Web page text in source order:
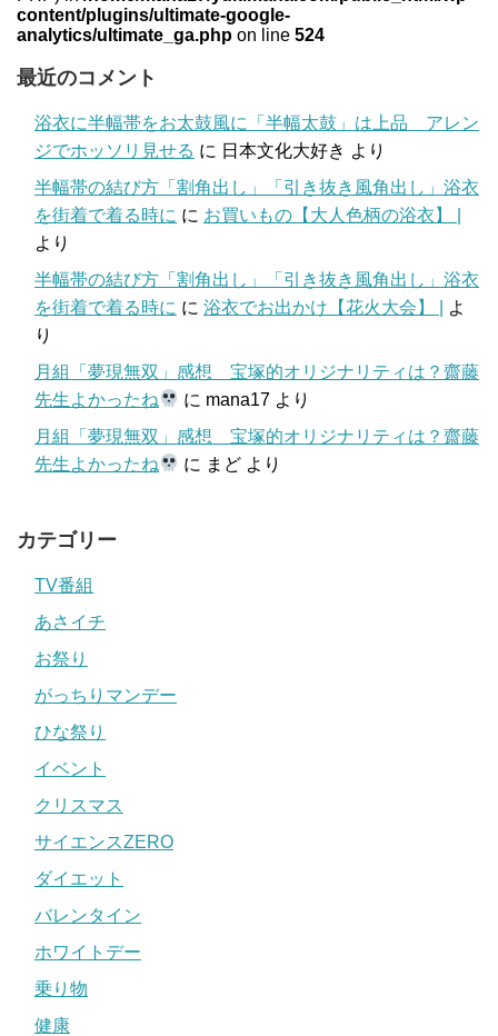
content/plugins/ultimate-google-
analytics/ultimate_ga.php on line 524
最近のコメント
浴衣に半幅帯をお太鼓風に「半幅太鼓」は上品 アレン
ジでホッソリ見せる に 日本文化大好き より
半幅帯の結び方「割角出し」「引き抜き風角出し」浴衣
を街着で着る時に に お買いもの【大人色柄の浴衣】 |
より
半幅帯の結び方「割角出し」「引き抜き風角出し」浴衣
を街着で着る時に に 浴衣でお出かけ【花火大会】 |
よ
り
月組「夢現無双」感想 宝塚的オリジナリティは？齋藤
先生よかったね
に mana17 より
月組「夢現無双」感想 宝塚的オリジナリティは？齋藤
先生よかったね
に まど より
カテゴリー
TV番組
あさイチ
お祭り
がっちりマンデー
ひな祭り
イベント
クリスマス
サイエンスZERO
ダイエット
バレンタイン
ホワイトデー
乗り物
健康